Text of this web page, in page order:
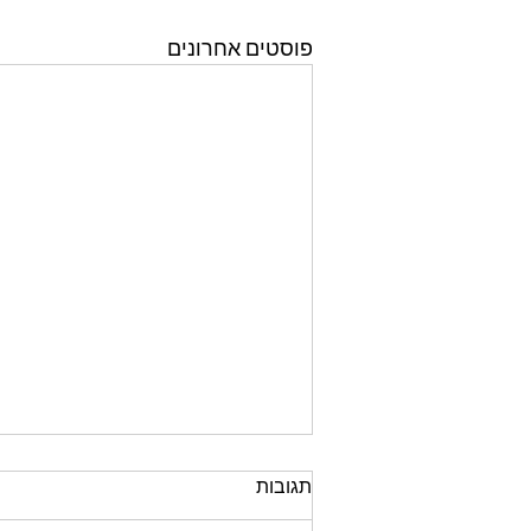
פוסטים אחרונים
תגובות